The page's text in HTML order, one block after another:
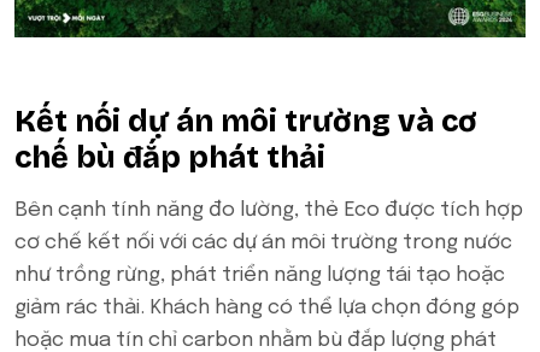
Kết nối dự án môi trường và cơ
chế bù đắp phát thải
Bên cạnh tính năng đo lường, thẻ Eco được tích hợp
cơ chế kết nối với các dự án môi trường trong nước
như trồng rừng, phát triển năng lượng tái tạo hoặc
giảm rác thải. Khách hàng có thể lựa chọn đóng góp
hoặc mua tín chỉ carbon nhằm bù đắp lượng phát